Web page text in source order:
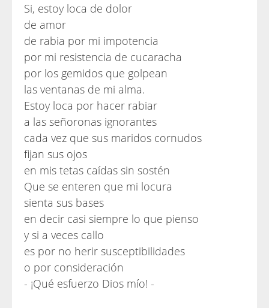
Si, estoy loca de dolor
de amor
de rabia por mi impotencia
por mi resistencia de cucaracha
por los gemidos que golpean
las ventanas de mi alma.
Estoy loca por hacer rabiar
a las señoronas ignorantes
cada vez que sus maridos cornudos
fijan sus ojos
en mis tetas caídas sin sostén
Que se enteren que mi locura
sienta sus bases
en decir casi siempre lo que pienso
y si a veces callo
es por no herir susceptibilidades
o por consideración
- ¡Qué esfuerzo Dios mío! -